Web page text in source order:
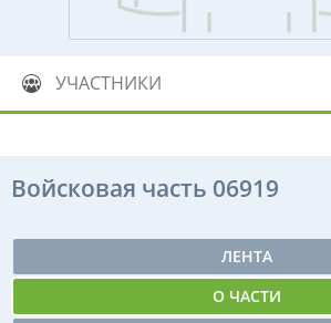
УЧАСТНИКИ
Войсковая часть 06919
ЛЕНТА
О ЧАСТИ